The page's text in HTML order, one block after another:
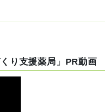
り支援薬局」PR動画